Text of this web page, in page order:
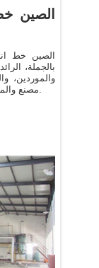
الصين
الصين خط
بالجملة،
والموردين،
مصنع والمصدرين، خط انتاج زيت بذور اللفت للبيع.